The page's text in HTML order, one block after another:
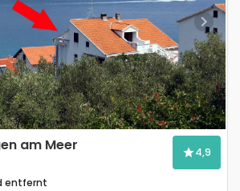
Next
am Meer 4,9
entfernt